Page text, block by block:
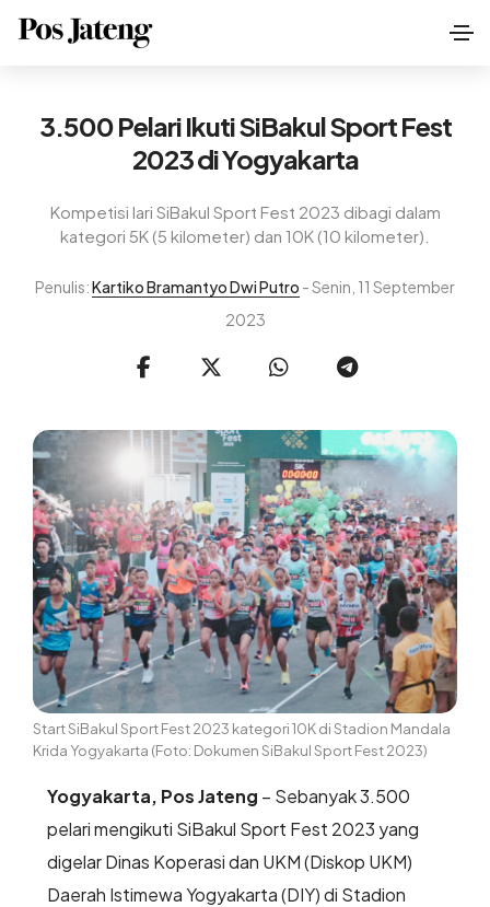
3.500 Pelari Ikuti SiBakul Sport Fest
2023 di Yogyakarta
Kompetisi lari SiBakul Sport Fest 2023 dibagi dalam
kategori 5K (5 kilometer) dan 10K (10 kilometer).
Penulis:Kartiko Bramantyo Dwi Putro - Senin, 11 September
2023
Start SiBakul Sport Fest 2023 kategori 10K di Stadion Mandala
Krida Yogyakarta (Foto: Dokumen SiBakul Sport Fest 2023)
Yogyakarta, Pos Jateng – Sebanyak 3.500
pelari mengikuti SiBakul Sport Fest 2023 yang
digelar Dinas Koperasi dan UKM (Diskop UKM)
Daerah Istimewa Yogyakarta (DIY) di Stadion